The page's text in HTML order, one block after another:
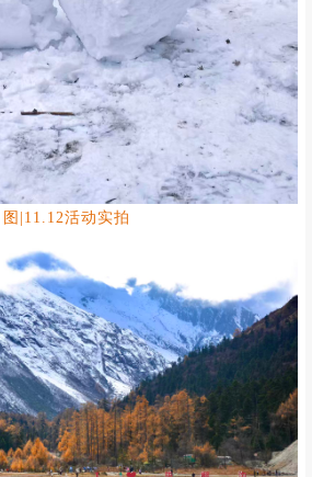
图|11.12活动实拍